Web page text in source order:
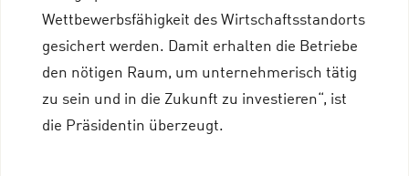
Wettbewerbsfähigkeit des Wirtschaftsstandorts
gesichert werden. Damit erhalten die Betriebe
den nötigen Raum, um unternehmerisch tätig
zu sein und in die Zukunft zu investieren“, ist
die Präsidentin überzeugt.